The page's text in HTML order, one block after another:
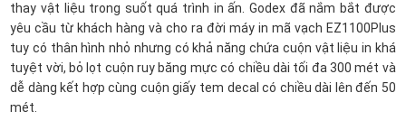
thay vật liệu trong suốt quá trình in ấn. Godex đã nắm bắt được
yêu cầu từ khách hàng và cho ra đời máy in mã vạch EZ1100Plus
tuy có thân hình nhỏ nhưng có khả năng chứa cuộn vật liệu in khá
tuyệt vời, bỏ lọt cuộn ruy băng mực có chiều dài tối đa 300 mét và
dễ dàng kết hợp cùng cuộn giấy tem decal có chiều dài lên đến 50
mét.